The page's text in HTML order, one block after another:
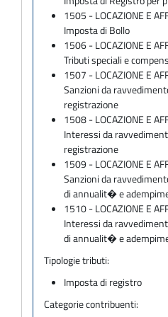
1505 - LOCAZIONE E
Imposta di Bollo
1506 - LOCAZIONE E
Tributi speciali e
1507 - LOCAZIONE E
Sanzioni da
registrazione
1508 - LOCAZIONE E
Interessi da
registrazione
1509 - LOCAZIONE E
Sanzioni da
di annualit� e
1510 - LOCAZIONE E
Interessi da
di annualit� e
Tipologie tributi:
Imposta di registro
Categorie contribuenti: